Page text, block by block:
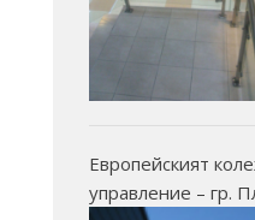
Европейският
управление – гр.